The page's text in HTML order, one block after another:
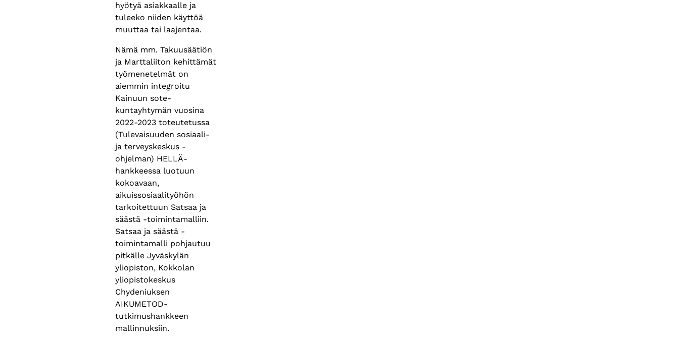
hyötyä asiakkaalle ja
tuleeko niiden käyttöä
muuttaa tai laajentaa.
Nämä mm. Takuusäätiön
ja Marttaliiton kehittämät
työmenetelmät on
aiemmin integroitu
Kainuun sote-
kuntayhtymän vuosina
2022-2023 toteutetussa
(Tulevaisuuden sosiaali-
ja terveyskeskus -
ohjelman) HELLÄ-
hankkeessa luotuun
kokoavaan,
aikuissosiaalityöhön
tarkoitettuun Satsaa ja
säästä -toimintamalliin.
Satsaa ja säästä -
toimintamalli pohjautuu
pitkälle Jyväskylän
yliopiston, Kokkolan
yliopistokeskus
Chydeniuksen
AIKUMETOD-
tutkimushankkeen
mallinnuksiin.